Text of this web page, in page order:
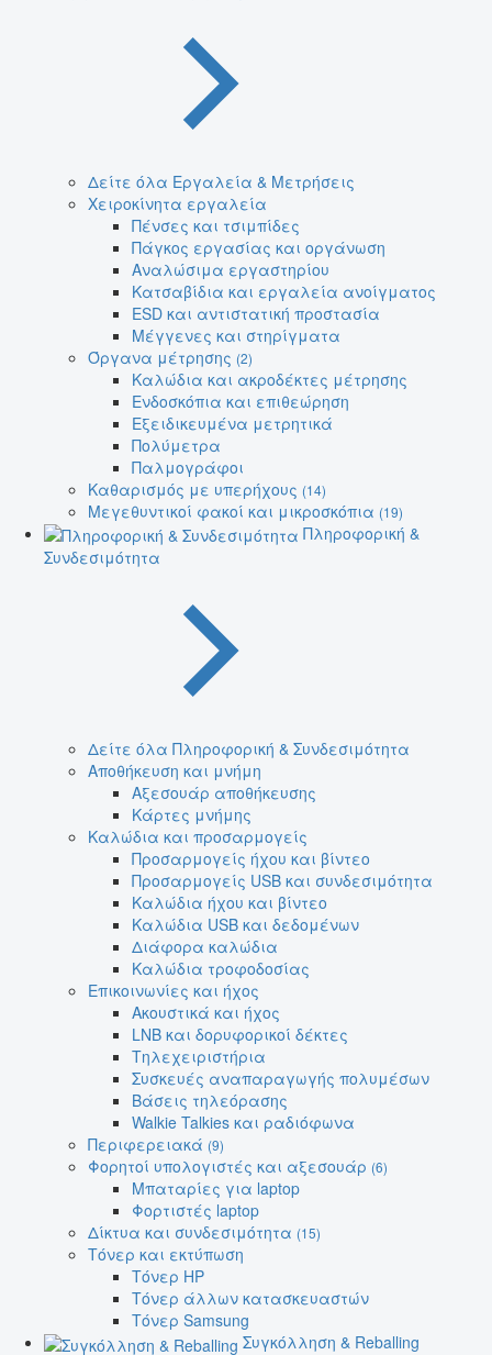
Δείτε όλα Εργαλεία & Μετρήσεις
Χειροκίνητα εργαλεία
Πένσες και τσιμπίδες
Πάγκος εργασίας και οργάνωση
Αναλώσιμα εργαστηρίου
Κατσαβίδια και εργαλεία ανοίγματος
ESD και αντιστατική προστασία
Μέγγενες και στηρίγματα
Όργανα μέτρησης (2)
Καλώδια και ακροδέκτες μέτρησης
Ενδοσκόπια και επιθεώρηση
Εξειδικευμένα μετρητικά
Πολύμετρα
Παλμογράφοι
Καθαρισμός με υπερήχους (14)
Μεγεθυντικοί φακοί και μικροσκόπια (19)
Πληροφορική &
Συνδεσιμότητα
Δείτε όλα Πληροφορική & Συνδεσιμότητα
Αποθήκευση και μνήμη
Αξεσουάρ αποθήκευσης
Κάρτες μνήμης
Καλώδια και προσαρμογείς
Προσαρμογείς ήχου και βίντεο
Προσαρμογείς USB και συνδεσιμότητα
Καλώδια ήχου και βίντεο
Καλώδια USB και δεδομένων
Διάφορα καλώδια
Καλώδια τροφοδοσίας
Επικοινωνίες και ήχος
Ακουστικά και ήχος
LNB και δορυφορικοί δέκτες
Τηλεχειριστήρια
Συσκευές αναπαραγωγής πολυμέσων
Βάσεις τηλεόρασης
Walkie Talkies και ραδιόφωνα
Περιφερειακά (9)
Φορητοί υπολογιστές και αξεσουάρ (6)
Μπαταρίες για laptop
Φορτιστές laptop
Δίκτυα και συνδεσιμότητα (15)
Τόνερ και εκτύπωση
Τόνερ HP
Τόνερ άλλων κατασκευαστών
Τόνερ Samsung
Συγκόλληση & Reballing